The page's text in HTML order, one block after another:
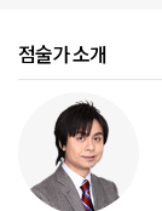
점술가 소개